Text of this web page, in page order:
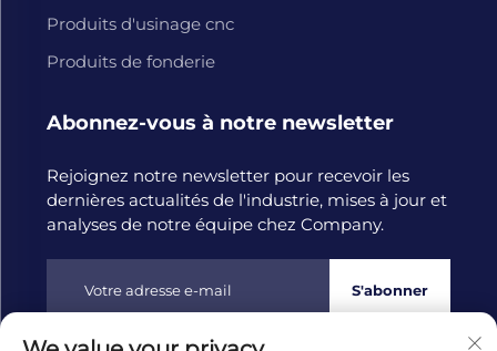
Produits d'usinage cnc
Produits de fonderie
Abonnez-vous à notre newsletter
Rejoignez notre newsletter pour recevoir les
dernières actualités de l'industrie, mises à jour et
analyses de notre équipe chez Company.
S'abonner